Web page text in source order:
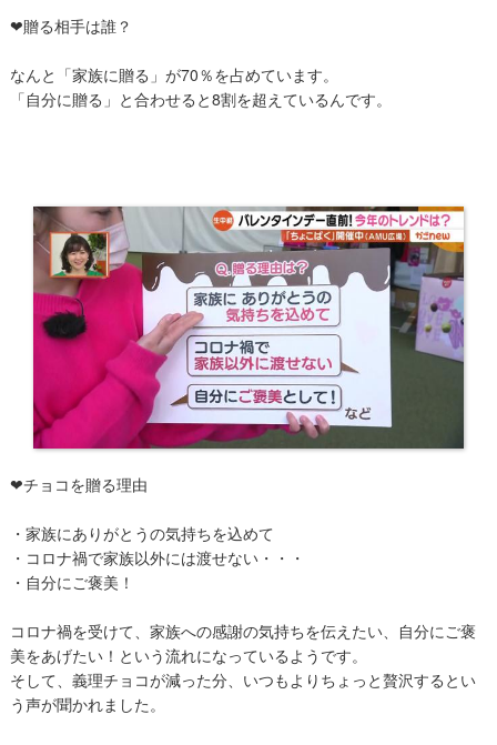
❤贈る相手は誰？
なんと「家族に贈る」が70％を占めています。
「自分に贈る」と合わせると8割を超えているんです。
❤チョコを贈る理由
・家族にありがとうの気持ちを込めて
・コロナ禍で家族以外には渡せない・・・
・自分にご褒美！
コロナ禍を受けて、家族への感謝の気持ちを伝えたい、自分にご褒
美をあげたい！という流れになっているようです。
そして、義理チョコが減った分、いつもよりちょっと贅沢するとい
う声が聞かれました。